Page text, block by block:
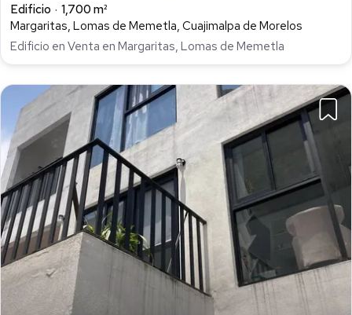
Edificio
1,700 m²
Margaritas, Lomas de Memetla, Cuajimalpa de Morelos
Edificio en Venta en Margaritas, Lomas de Memetla